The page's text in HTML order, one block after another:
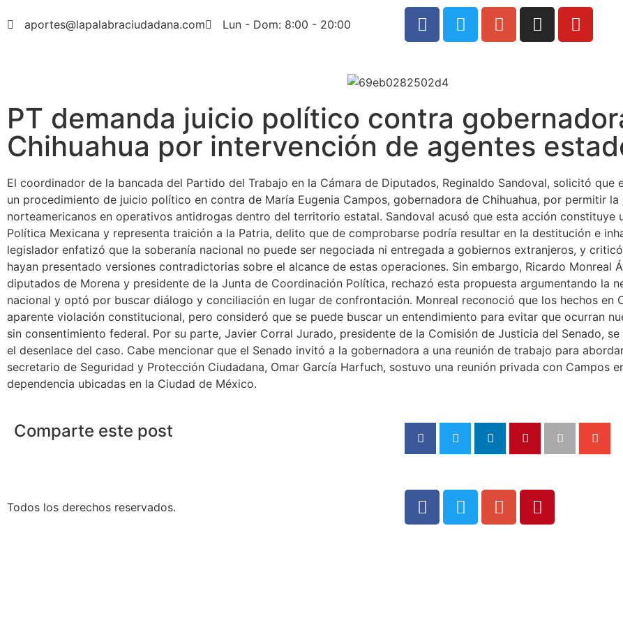
aportes@lapalabraciudadana.com Lun - Dom: 8:00 - 20:00
PT demanda juicio político contra
Chihuahua por intervención de agentes
El coordinador de la bancada del Partido del Trabajo en la Cámara de Diputados, Reginaldo Sandoval, solicitó que
un procedimiento de juicio político en contra de María Eugenia Campos, gobernadora de Chihuahua, por permitir
norteamericanos en operativos antidrogas dentro del territorio estatal. Sandoval acusó que esta acción constituye
Política Mexicana y representa traición a la Patria, delito que de comprobarse podría resultar en la destitución e
legislador enfatizó que la soberanía nacional no puede ser negociada ni entregada a gobiernos extranjeros, y
hayan presentado versiones contradictorias sobre el alcance de estas operaciones. Sin embargo, Ricardo Monreal
diputados de Morena y presidente de la Junta de Coordinación Política, rechazó esta propuesta argumentando la
nacional y optó por buscar diálogo y conciliación en lugar de confrontación. Monreal reconoció que los hechos en
aparente violación constitucional, pero consideró que se puede buscar un entendimiento para evitar que ocurran
sin consentimiento federal. Por su parte, Javier Corral Jurado, presidente de la Comisión de Justicia del Senado,
el desenlace del caso. Cabe mencionar que el Senado invitó a la gobernadora a una reunión de trabajo para
secretario de Seguridad y Protección Ciudadana, Omar García Harfuch, sostuvo una reunión privada con Campos
dependencia ubicadas en la Ciudad de México.
Comparte este post
Todos los derechos reservados.